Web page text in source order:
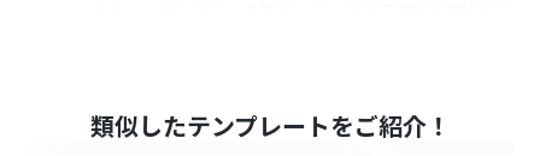
します。
次に、トリガーでGoogleカレンダーを選択し、「予定が
類似したテンプレートをご紹介！